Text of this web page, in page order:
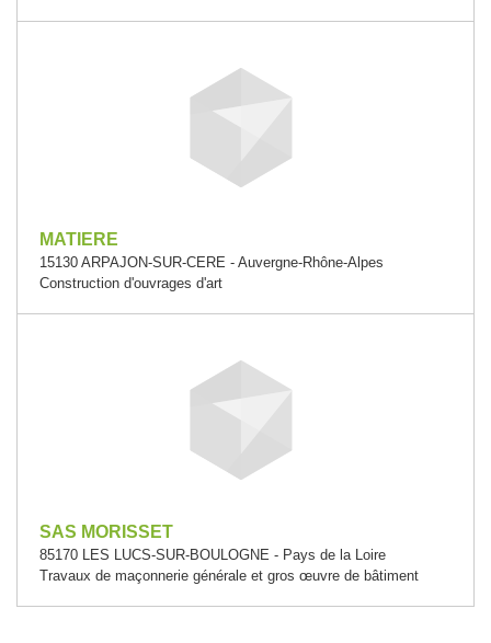
MATIERE
15130 ARPAJON-SUR-CERE - Auvergne-Rhône-Alpes
Construction d'ouvrages d'art
SAS MORISSET
85170 LES LUCS-SUR-BOULOGNE - Pays de la Loire
Travaux de maçonnerie générale et gros œuvre de bâtiment